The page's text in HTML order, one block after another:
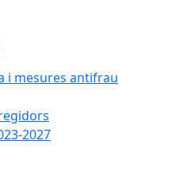
i mesures antifrau
2027